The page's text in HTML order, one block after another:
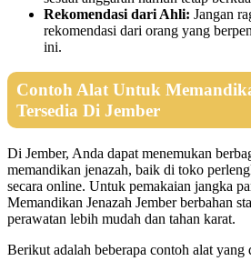
Rekomendasi dari Ahli: Jangan
rekomendasi dari orang yang
ini.
Contoh Alat Untuk
Tersedia Di Jember
Di Jember, Anda dapat menemukan
memandikan jenazah, baik di toko
secara online. Untuk pemakaian jangka
Memandikan Jenazah Jember berbahan
perawatan lebih mudah dan tahan karat.
Berikut adalah beberapa contoh alat yang